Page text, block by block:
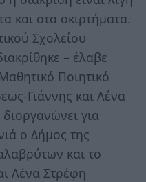
και στα σκιρτήματα.
Σχολείου
– έλαβε
Ποιητικό
Γιάννης και Λένα
για
ο Δήμος της
και το
Λένα Στρέφη